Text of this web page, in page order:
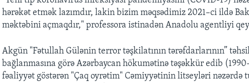
hərəkət etmək lazımdır, lakin bizim məqsədimiz 2021–ci ildə
məktəbini açmaqdır," professora istinadən Anadolu agentliyi
Akgün "Fətullah Gülənin terror təşkilatının tərəfdarlarının”
bağlanmasına görə Azərbaycan hökumətinə təşəkkür edib
fəaliyyət göstərən "Çaq oyrətim" Cəmiyyətinin litseyləri nəzərdə